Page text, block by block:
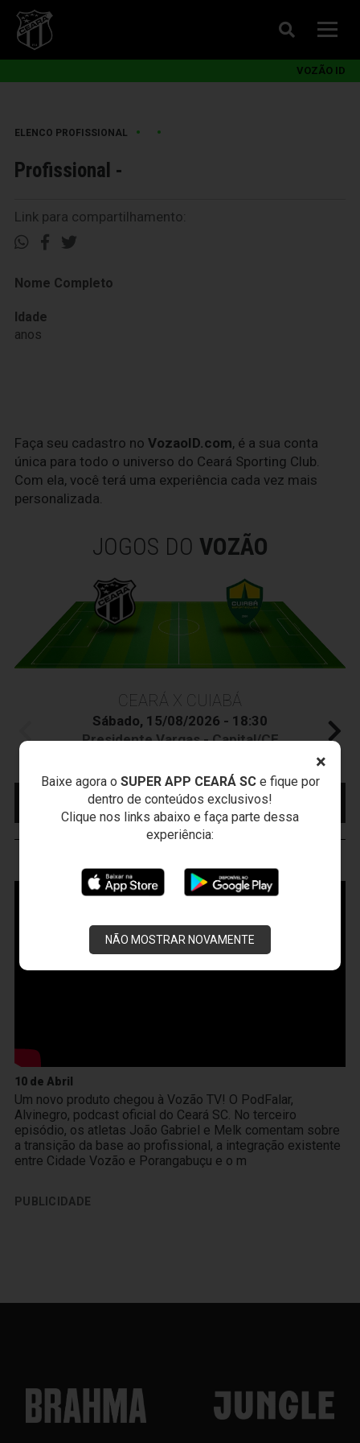
×
Baixe agora o SUPER APP CEARÁ SCe fique por
dentro de conteúdos exclusivos!
Clique nos links abaixo e faça parte dessa
experiência:
NÃO MOSTRAR NOVAMENTE
VOZÃO ID
ELENCO PROFISSIONAL • •
Profissional -
Link para compartilhamento:
Nome Completo
Idade
anos
Faça seu cadastro no VozaoID.com, é a sua conta
única para todo o universo do Ceará Sporting Club.
Com ela, você terá uma experiência cada vez mais
personalizada.
JOGOS DO VOZÃO
CEARÁ X CUIABÁ
Sábado, 15/08/2026 - 18:30
Presidente Vargas - Capital/CE
Campeonato Brasileiro • 2º Turno • 22 ª Rodada
MAIS INFORMAÇÕES
COMPRE AQUI SEU
INGRESSO
VOZÃOTV
10 de Abril
Um novo produto chegou à Vozão TV! O PodFalar,
Alvinegro, podcast oficial do Ceará SC. No terceiro
episódio, os atletas João Gabriel e Melk comentam sobre
a transição da base ao profissional, a integração existente
entre Cidade Vozão e Porangabuçu e o m
PUBLICIDADE